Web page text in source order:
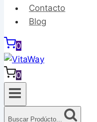
Contacto
Blog
0
0
Buscar Prodúcto...